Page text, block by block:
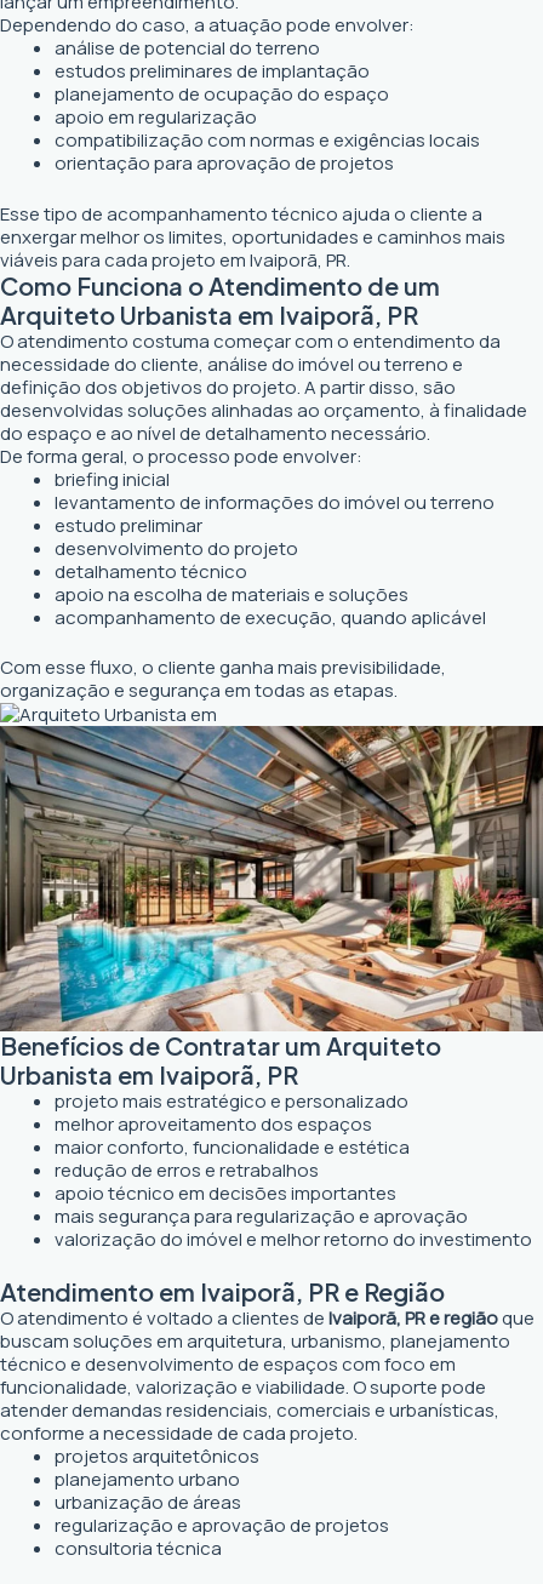
Dependendo do caso, a atuação pode envolver:
análise de potencial do terreno
estudos preliminares de implantação
planejamento de ocupação do espaço
apoio em regularização
compatibilização com normas e exigências locais
orientação para aprovação de projetos
Esse tipo de acompanhamento técnico ajuda o cliente a
enxergar melhor os limites, oportunidades e caminhos mais
viáveis para cada projeto em Ivaiporã, PR.
Como Funciona o Atendimento de um
Arquiteto Urbanista em Ivaiporã, PR
O atendimento costuma começar com o entendimento da
necessidade do cliente, análise do imóvel ou terreno e
definição dos objetivos do projeto. A partir disso, são
desenvolvidas soluções alinhadas ao orçamento, à finalidade
do espaço e ao nível de detalhamento necessário.
De forma geral, o processo pode envolver:
briefing inicial
levantamento de informações do imóvel ou terreno
estudo preliminar
desenvolvimento do projeto
detalhamento técnico
apoio na escolha de materiais e soluções
acompanhamento de execução, quando aplicável
Com esse fluxo, o cliente ganha mais previsibilidade,
organização e segurança em todas as etapas.
Benefícios de Contratar um Arquiteto
Urbanista em Ivaiporã, PR
projeto mais estratégico e personalizado
melhor aproveitamento dos espaços
maior conforto, funcionalidade e estética
redução de erros e retrabalhos
apoio técnico em decisões importantes
mais segurança para regularização e aprovação
valorização do imóvel e melhor retorno do investimento
Atendimento em Ivaiporã, PR e Região
O atendimento é voltado a clientes deIvaiporã, PR e regiãoque
buscam soluções em arquitetura, urbanismo, planejamento
técnico e desenvolvimento de espaços com foco em
funcionalidade, valorização e viabilidade. O suporte pode
atender demandas residenciais, comerciais e urbanísticas,
conforme a necessidade de cada projeto.
projetos arquitetônicos
planejamento urbano
urbanização de áreas
regularização e aprovação de projetos
consultoria técnica